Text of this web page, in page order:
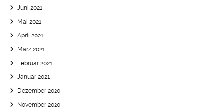
Juni 2021
Mai 2021
April 2021
März 2021
Februar 2021
Januar 2021
Dezember 2020
November 2020